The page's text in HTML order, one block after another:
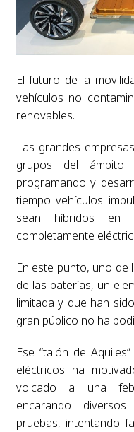
El futuro de la
vehículos no
renovables.
Las grandes
grupos del ámbito
programando y
tiempo vehículos
sean híbridos en
completamente
En este punto, uno
de las baterías, un
limitada y que han
gran público no ha
Ese “talón de
eléctricos ha
volcado a una
encarando
pruebas, intentando